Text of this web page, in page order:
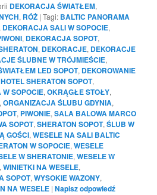
DEKORACJA ŚWIATŁEM,
, RÓŻ |Tagi: BALTIC PANORAMA
DEKORACJA SALI W SOPOCIE,
, DEKORACJA SOPOT,
, DEKORACJE, DEKORACJE
ŚLUBNE W TRÓJMIEŚCIE,
LED SOPOT, DEKOROWANIE
HOTEL SHERATON SOPOT,
SOPOCIE,OKRĄGŁE STOŁY,
,ORGANIZACJA ŚLUBU GDYNIA,
, PIWONIE,SALA BALOWA MARCO
SOPOT,SHERATON SOPOT,ŚLUB W
GOŚCI,WESELE NA SALI BALTIC
W SOPOCIE,WESELE
W SHERATONIE,WESELE W
,WINIETKI NA WESELE,
SOPOT,WYSOKIE WAZONY,
NA WESELE |Napisz odpowiedź